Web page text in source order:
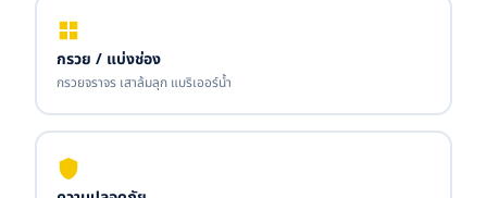
กรวย / แบ่งช่อง
กรวยจราจร เสาล้มลุก แบริเออร์น้ำ